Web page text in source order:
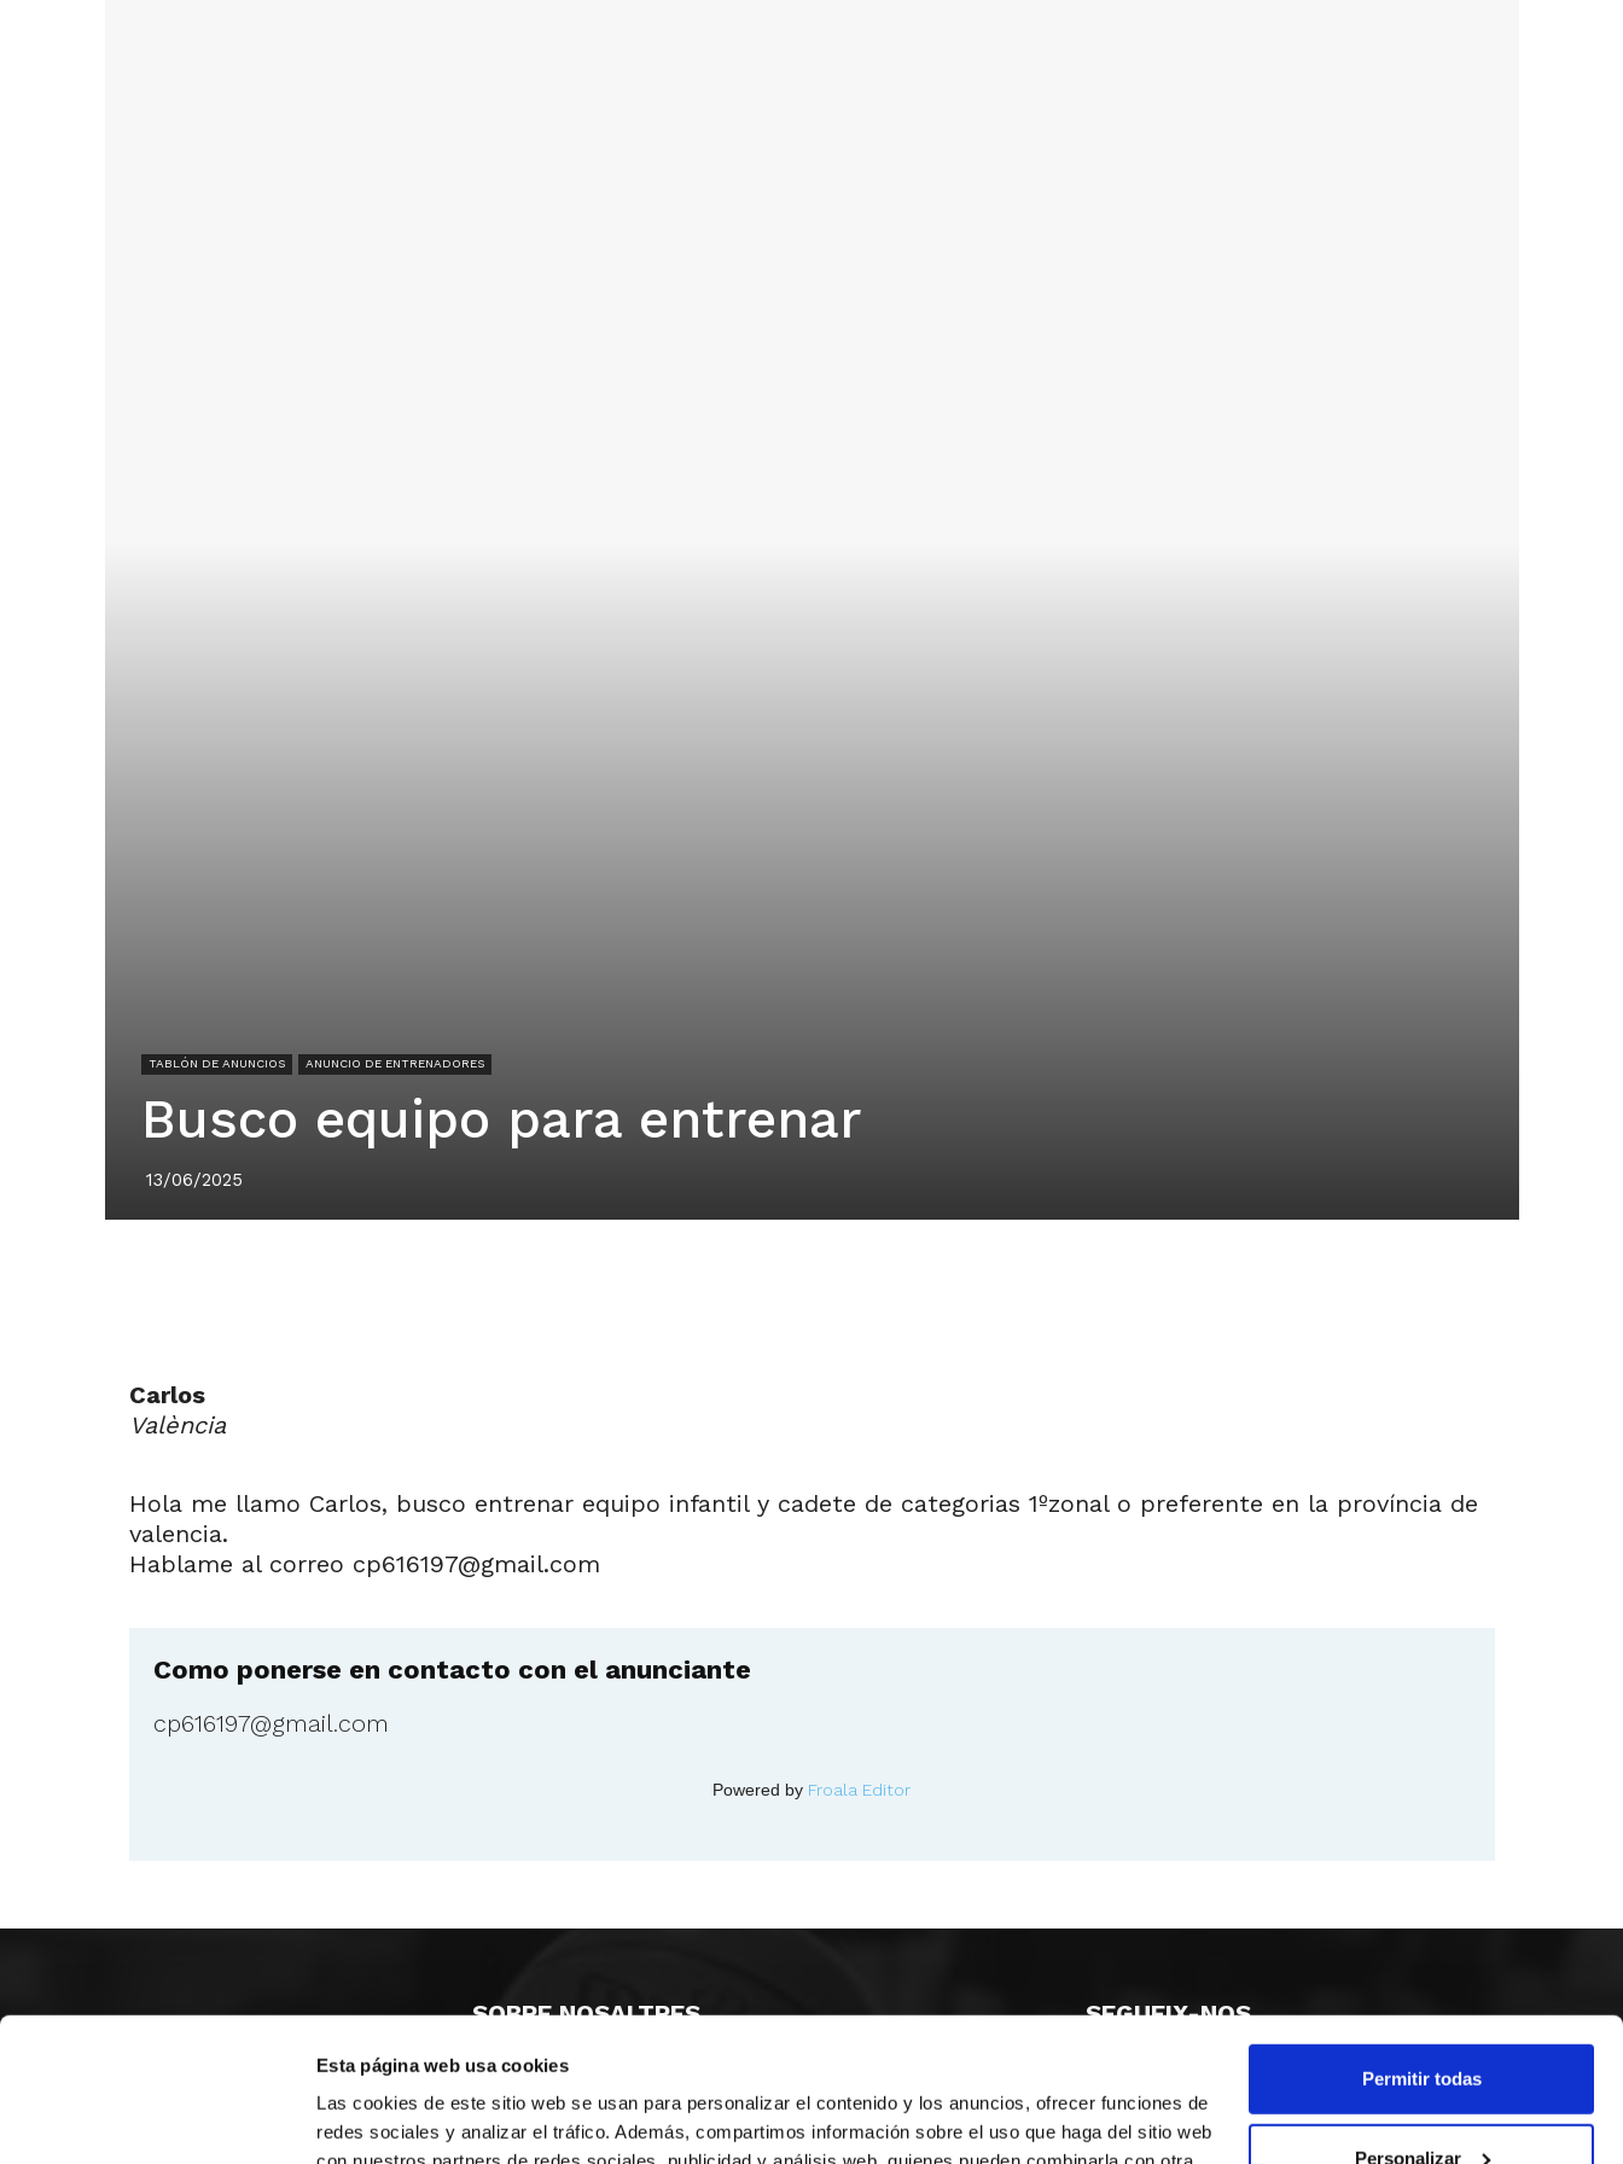
Esta página web usa cookies
Las cookies de este sitio web se usan para personalizar el contenido y los anuncios, ofrecer funciones de
redes sociales y analizar el tráfico. Además, compartimos información sobre el uso que haga del sitio web
Permitir todas
Personalizar
TABLÓN DE ANUNCIOS ANUNCIO DE ENTRENADORES
Busco equipo para entrenar
13/06/2025
Carlos
València
Hola me llamo Carlos, busco entrenar equipo infantil y cadete de categorias 1ºzonal o preferente en la província de
valencia.
Hablame al correo cp616197@gmail.com
Como ponerse en contacto con el anunciante
cp616197@gmail.com
Powered by Froala Editor
SOBRE NOSALTRES
CASTELLÓ
VALÈNCIA
MONESTIR DE POBLET 14 1ª 3º
ALACANT
CIUDAD DE MATANZAS 12
SEGUEIX-NOS